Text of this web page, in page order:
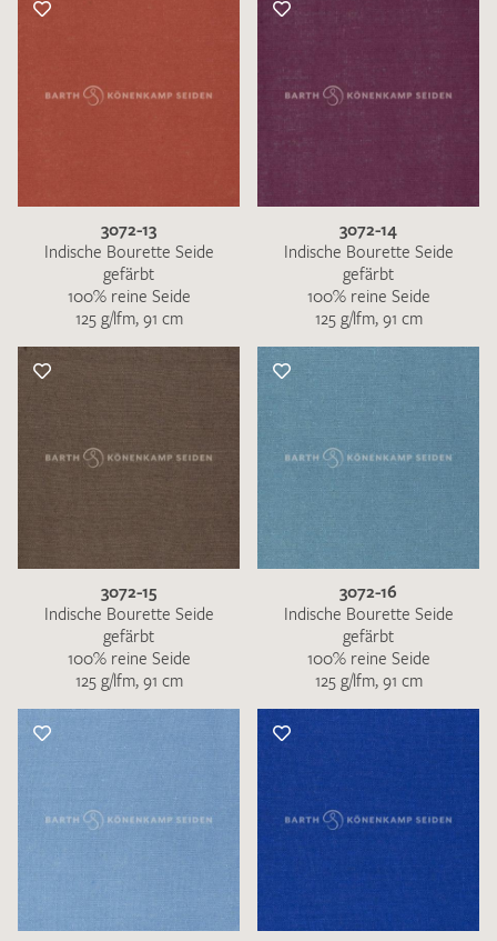
3072-13
Indische Bourette Seide
gefärbt
100% reine Seide
125 g/lfm, 91 cm
3072-14
Indische Bourette Seide
gefärbt
100% reine Seide
125 g/lfm, 91 cm
3072-15
Indische Bourette Seide
gefärbt
100% reine Seide
125 g/lfm, 91 cm
3072-16
Indische Bourette Seide
gefärbt
100% reine Seide
125 g/lfm, 91 cm